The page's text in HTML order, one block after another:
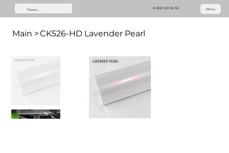
8 800 301 96 56 Menu
Main >CK526-HD Lavender Pearl